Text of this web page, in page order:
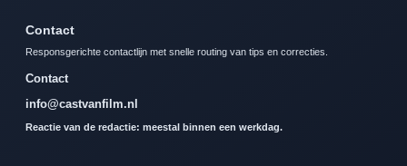
Contact
Responsgerichte contactlijn met snelle routing van tips en correcties.
Contact
info@castvanfilm.nl
Reactie van de redactie: meestal binnen een werkdag.